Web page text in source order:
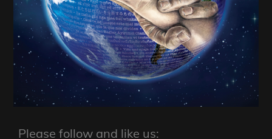
Please follow and like us: